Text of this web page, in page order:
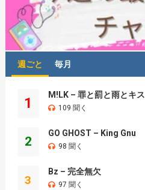
週ごと 毎月
1
M!LK – 罪と罰と雨とキス
109 聞く
2
GO GHOST – King Gnu
98 聞く
3
Bz – 完全無欠
97 聞く